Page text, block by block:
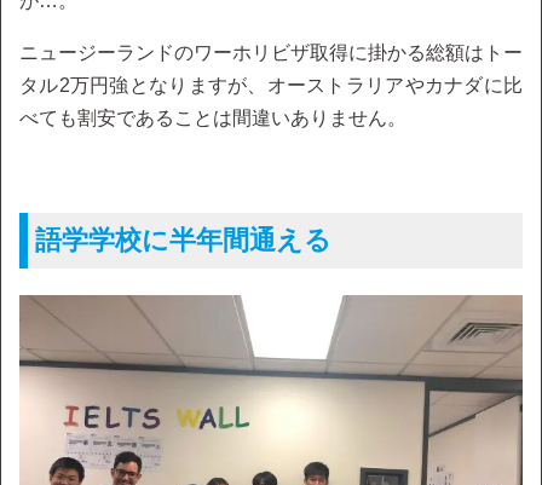
ニュージーランドのワーホリビザ取得に掛かる総額はトー
タル2万円強となりますが、オーストラリアやカナダに比
べても割安であることは間違いありません。
語学学校に半年間通える